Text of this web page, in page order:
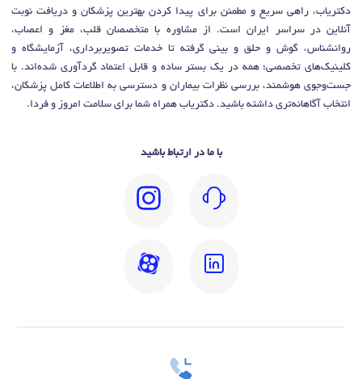
دکتریاب، راهی سریع و مطمئن برای پیدا کردن بهترین پزشکان و دریافت نوبت
آنلاین در سراسر ایران است. از مشاوره با متخصصان قلب، مغز و اعصاب،
روانشناس، گوش و حلق و بینی گرفته تا خدمات تصویربرداری، آزمایشگاه و
کلینیک‌های تخصصی؛ همه در یک بستر ساده و قابل اعتماد گردآوری شده‌اند. با
جست‌وجوی هوشمند، بررسی نظرات بیماران و دسترسی به اطلاعات کامل پزشکان،
انتخاب آگاهانه‌تری داشته باشید. دکتریاب همراه شما برای سلامت امروز و فردا.
با ما در ارتباط باشید